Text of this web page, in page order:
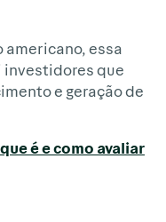
americano, essa
que
e geração de
é e como avaliar